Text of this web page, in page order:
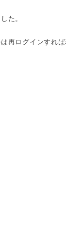
た。
再ログインすれ